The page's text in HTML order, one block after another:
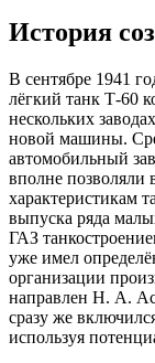
История
В сентябре 1941
лёгкий танк Т-60
нескольких
новой машины.
автомобильный
вполне позволяли
характеристикам
выпуска ряда
ГАЗ
уже имел
организации
направлен Н. А.
сразу же
используя